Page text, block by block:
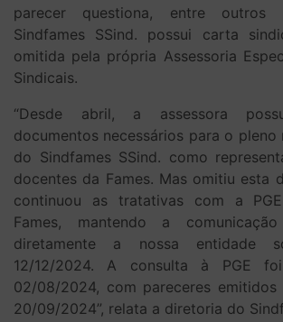
parecer questiona, entre
Sindfames SSind. possui carta
omitida pela própria Assessoria
Sindicais.
“Desde abril, a assessora
documentos necessários para o pleno
do Sindfames SSind. como
docentes da Fames. Mas omitiu esta
continuou as tratativas com a
Fames, mantendo a
diretamente a nossa entidade
12/12/2024. A consulta à PGE
02/08/2024, com pareceres
20/09/2024”, relata a diretoria do